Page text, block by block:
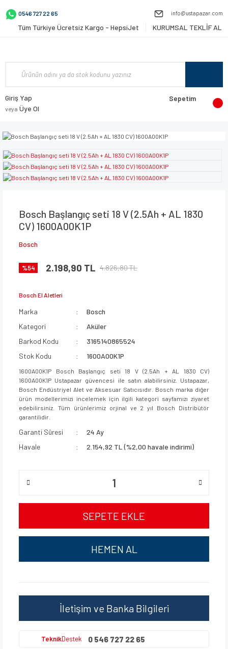
0546 727 22 65 info@ustapazar.com
Tüm Türkiye Ücretsiz Kargo - HepsiJet KURUMSAL TEKLİF AL
Giriş Yap
veya Üye Ol
Sepetim
Bosch Başlangıç seti 18 V (2.5Ah + AL 1830
CV) 1600A00K1P
Bosch
%54 2.198,90 TL 4.826,80 TL
Bosch El Aletleri
Marka
Bosch
Kategori
Aküler
Barkod Kodu
3165140865524
Stok Kodu
1600A00K1P
1600A00K1P Bosch Başlangıç seti 18 V (2.5Ah + AL 1830 CV)
1600A00K1P Ustapazar güvencesi ile satın alabilirsiniz. Ustapazar,
Bosch Endüstriyel Alet ve Aksesuar Satıcısıdır. Bosch marka diğer
ürün modellerimizi incelemek için ilgili kategori sayfamızı ziyaret
edebilirsiniz. Tüm ürünlerimiz orjinal ve 2 yıl Bosch Distribütör
garantilidir.
Garanti Süresi
24 Ay
Havale
2.154,92 TL (%2,00 havale indirimi)
SEPETE EKLE
HEMEN AL
İletişim ve Banka Bilgileri
TeknikDestek 0 546 727 22 65